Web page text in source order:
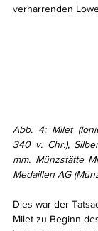
verharrenden
Abb. 4: Milet
340 v. Chr.),
mm. Münzstätte
Medaillen AG
Dies war der
Milet zu Beginn